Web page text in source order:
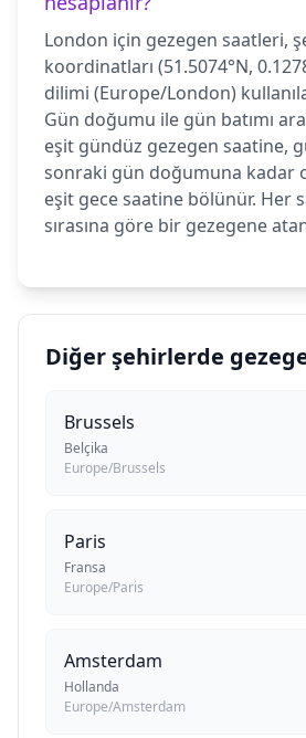
London için gezegen saatleri,
koordinatları (51.5074°N,
dilimi (Europe/London)
Gün doğumu ile gün batımı
eşit gündüz gezegen saatine,
sonraki gün doğumuna kadar
eşit gece saatine bölünür. Her
sırasına göre bir gezegene
Diğer şehirlerde
Brussels
Belçika
Europe/Brussels
Paris
Fransa
Europe/Paris
Amsterdam
Hollanda
Europe/Amsterdam